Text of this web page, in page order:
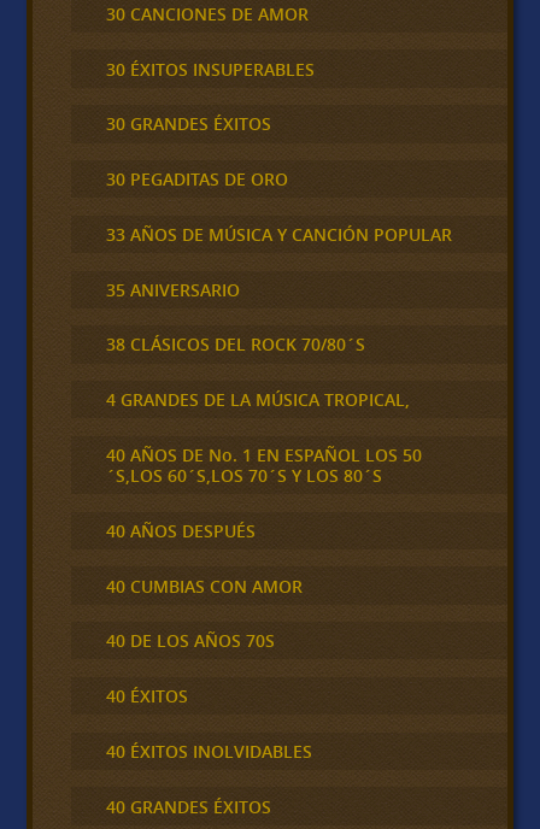
30 CANCIONES DE AMOR
30 ÉXITOS INSUPERABLES
30 GRANDES ÉXITOS
30 PEGADITAS DE ORO
33 AÑOS DE MÚSICA Y CANCIÓN POPULAR
35 ANIVERSARIO
38 CLÁSICOS DEL ROCK 70/80´S
4 GRANDES DE LA MÚSICA TROPICAL,
40 AÑOS DE No. 1 EN ESPAÑOL LOS 50
´S,LOS 60´S,LOS 70´S Y LOS 80´S
40 AÑOS DESPUÉS
40 CUMBIAS CON AMOR
40 DE LOS AÑOS 70S
40 ÉXITOS
40 ÉXITOS INOLVIDABLES
40 GRANDES ÉXITOS